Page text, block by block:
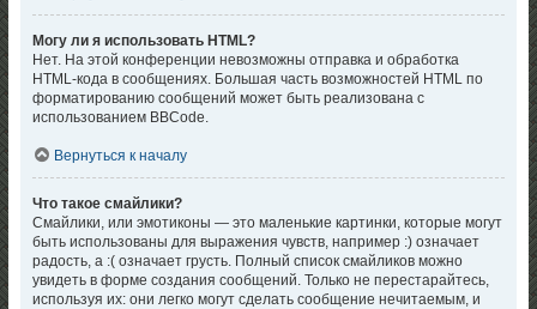
Могу ли я использовать HTML?
Нет. На этой конференции невозможны отправка и обработка
HTML-кода в сообщениях. Большая часть возможностей HTML по
форматированию сообщений может быть реализована с
использованием BBCode.
Вернуться к началу
Что такое смайлики?
Смайлики, или эмотиконы — это маленькие картинки, которые могут
быть использованы для выражения чувств, например :) означает
радость, а :( означает грусть. Полный список смайликов можно
увидеть в форме создания сообщений. Только не перестарайтесь,
используя их: они легко могут сделать сообщение нечитаемым, и